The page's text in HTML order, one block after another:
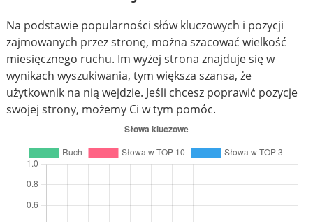
Na podstawie popularności słów kluczowych i pozycji
zajmowanych przez stronę, można szacować wielkość
miesięcznego ruchu. Im wyżej strona znajduje się w
wynikach wyszukiwania, tym większa szansa, że
użytkownik na nią wejdzie. Jeśli chcesz poprawić pozycje
swojej strony, możemy Ci w tym pomóc.